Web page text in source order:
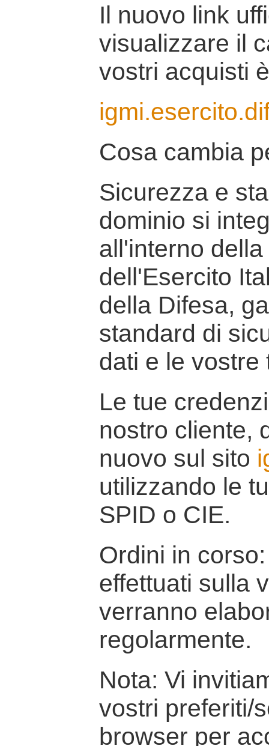
Il nuovo link
visualizzare il
vostri acquisti
Cosa cambia
Sicurezza e
dominio si
all'interno
dell'Esercito
della Difesa,
standard di
dati e le vostre
Le tue
nostro cliente,
nuovo sul sito
utilizzando le
SPID o CIE.
Ordini in
effettuati sulla
verranno
regolarmente.
Nota: Vi
vostri preferiti/
browser per